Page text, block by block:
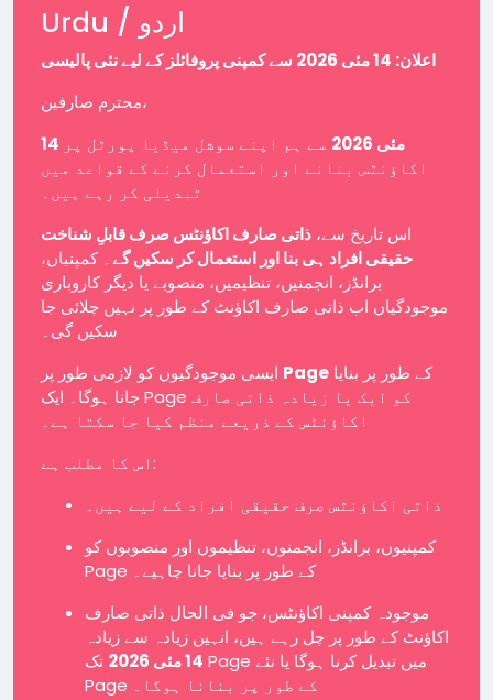
Urdu / اردو
اعلان: 14 مئی 2026 سے کمپنی پروفائلز کے لیے نئی پالیسی
محترم صارفین،
14 مئی 2026
سے ہم اپنے سوشل میڈیا پورٹل پر
اکاؤنٹس بنانے اور استعمال کرنے کے قواعد میں
تبدیلی کر رہے ہیں۔
اس تاریخ سے، ذاتی صارف اکاؤنٹس صرف قابلِ شناخت
حقیقی افراد ہی بنا اور استعمال کر سکیں گے۔ کمپنیاں،
برانڈز، انجمنیں، تنظیمیں، منصوبے یا دیگر کاروباری
موجودگیاں اب ذاتی صارف اکاؤنٹ کے طور پر نہیں چلائی جا
سکیں گی۔
Page
جانا ہوگا۔ ایک Page کو ایک یا زیادہ ذاتی صارف
اکاؤنٹس کے ذریعے منظم کیا جا سکتا ہے۔
اس کا مطلب ہے:
ذاتی اکاؤنٹس صرف حقیقی افراد کے لیے ہیں۔
کمپنیوں، برانڈز، انجمنوں، تنظیموں اور منصوبوں کو
Page کے طور پر بنایا جانا چاہیے۔
موجودہ کمپنی اکاؤنٹس، جو فی الحال ذاتی صارف
اکاؤنٹ کے طور پر چل رہے ہیں، انہیں زیادہ سے زیادہ
14 مئی 2026
تک Page میں تبدیل کرنا ہوگا یا نئے
Page کے طور پر بنانا ہوگا۔